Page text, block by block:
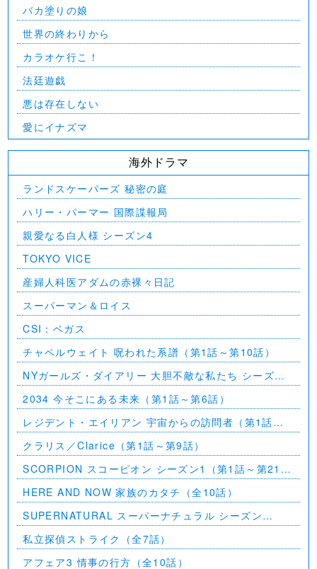
バカ塗りの娘
世界の終わりから
カラオケ行こ！
法廷遊戯
悪は存在しない
愛にイナズマ
海外ドラマ
ランドスケーパーズ 秘密の庭
ハリー・パーマー 国際諜報局
親愛なる白人様 シーズン4
TOKYO VICE
産婦人科医アダムの赤裸々日記
スーパーマン＆ロイス
CSI：ベガス
チャペルウェイト 呪われた系譜（第1話～第10話）
NYガールズ・ダイアリー 大胆不敵な私たち シーズン
5（第1話～第2話）
2034 今そこにある未来（第1話～第6話）
レジデント・エイリアン 宇宙からの訪問者（第1話～
第7話）
クラリス／Clarice（第1話～第9話）
SCORPION スコーピオン シーズン1（第1話～第21
話）
HERE AND NOW 家族のカタチ（全10話）
SUPERNATURAL スーパーナチュラル シーズン
11（全23話）
私立探偵ストライク（全7話）
アフェア3 情事の行方（全10話）